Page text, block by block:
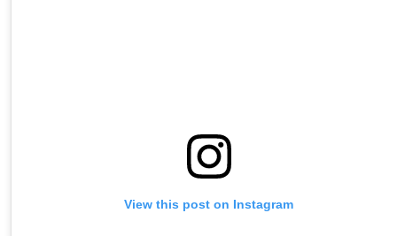
View this post on Instagram